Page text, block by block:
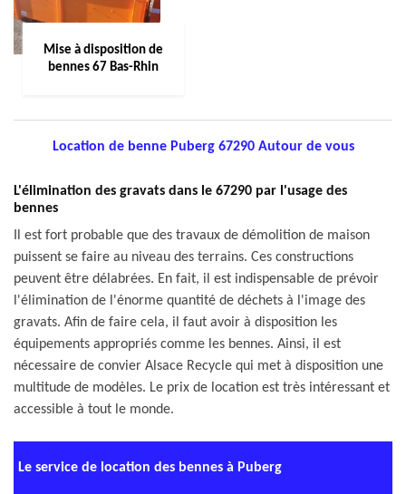
Mise à disposition de
bennes 67 Bas-Rhin
Location de benne Puberg 67290 Autour de vous
L'élimination des gravats dans le 67290 par l'usage des
bennes
Il est fort probable que des travaux de démolition de maison
puissent se faire au niveau des terrains. Ces constructions
peuvent être délabrées. En fait, il est indispensable de prévoir
l'élimination de l'énorme quantité de déchets à l'image des
gravats. Afin de faire cela, il faut avoir à disposition les
équipements appropriés comme les bennes. Ainsi, il est
nécessaire de convier Alsace Recycle qui met à disposition une
multitude de modèles. Le prix de location est très intéressant et
accessible à tout le monde.
Le service de location des bennes à Puberg